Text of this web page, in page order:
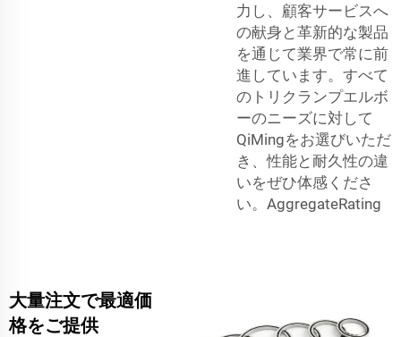
力し、顧客サービスへ
の献身と革新的な製品
を通じて業界で常に前
進しています。すべて
のトリクランプエルボ
ーのニーズに対して
QiMingをお選びいただ
き、性能と耐久性の違
いをぜひ体感くださ
い。AggregateRating
大量注文で最適価
格をご提供